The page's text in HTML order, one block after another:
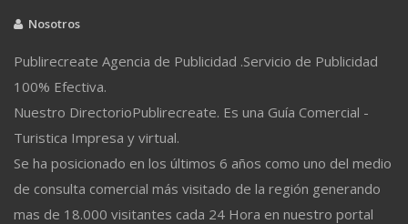
Nosotros
Publirecreate Agencia de Publicidad .Servicio de Publicidad
100% Efectiva.
Nuestro DirectorioPublirecreate. Es una Guía Comercial -
Turistica Impresa y virtual.
Se ha posicionado en los últimos 6 años como uno del medio
de consulta comercial más visitado de la región generando
mas de 18.000 visitantes cada 24 Hora en nuestro portal